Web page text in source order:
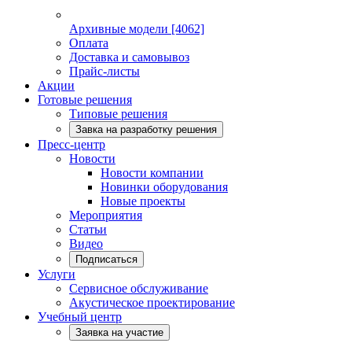
Архивные модели [4062]
Оплата
Доставка и самовывоз
Прайс-листы
Акции
Готовые решения
Типовые решения
Завка на разработку решения
Пресс-центр
Новости
Новости компании
Новинки оборудования
Новые проекты
Мероприятия
Статьи
Видео
Подписаться
Услуги
Сервисное обслуживание
Акустическое проектирование
Учебный центр
Заявка на участие